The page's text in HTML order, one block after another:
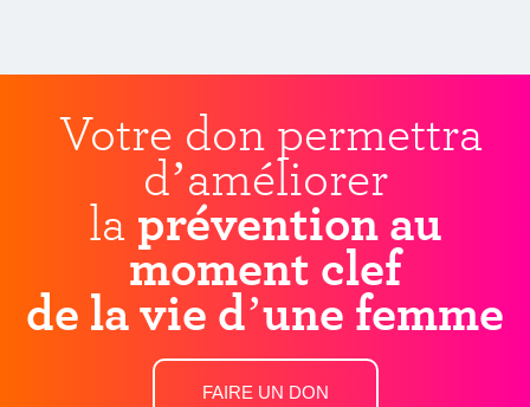
Votre don permettra
d’améliorer
la prévention au
moment clef
de la vie d’une femme
FAIRE UN DON